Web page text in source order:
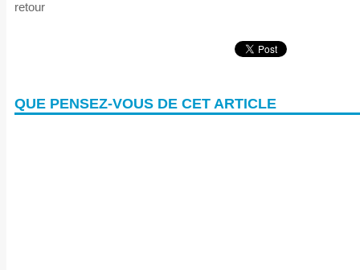
retour
QUE PENSEZ-VOUS DE CET ARTICLE